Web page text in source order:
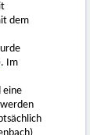
dem
Im
eine